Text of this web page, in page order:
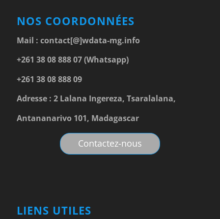
NOS COORDONNÉES
Mail : contact[@]wdata-mg.info
+261 38 08 888 07 (Whatsapp)
+261 38 08 888 09
Adresse : 2 Lalana Ingereza, Tsaralalana,
Antananarivo 101, Madagascar
Contactez-nous
LIENS UTILES